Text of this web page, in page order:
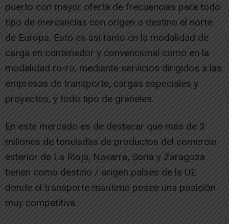
puerto con mayor oferta de frecuencias para todo
tipo de mercancías con origen o destino el norte
de Europa. Esto es así tanto en la modalidad de
carga en contenedor y convencional como en la
modalidad ro-ro, mediante servicios dirigidos a las
empresas de transporte, cargas especiales y
proyectos, y todo tipo de graneles.
En este mercado es de destacar que más de 3
millones de toneladas de productos del comercio
exterior de La Rioja, Navarra, Soria y Zaragoza
tienen como destino / origen países de la UE
donde el transporte marítimo posee una posición
muy competitiva.